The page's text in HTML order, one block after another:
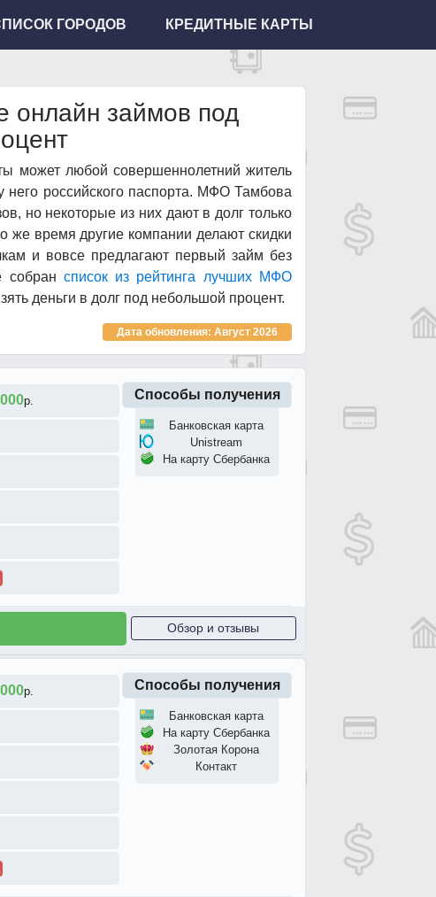
ГОРОДОВ КРЕДИТНЫЕ КАРТЫ
займов под
может любой совершеннолетний житель
него российского паспорта. МФО Тамбова
но некоторые из них дают в долг только
же время другие компании делают скидки
и вовсе предлагают первый займ без
собран список из рейтинга лучших МФО
деньги в долг под небольшой процент.
Дата обновления: Август 2026
р. Способы получения
Банковская карта
Unistream
На карту Сбербанка
Обзор и отзывы
р. Способы получения
Банковская карта
На карту Сбербанка
Золотая Корона
Контакт